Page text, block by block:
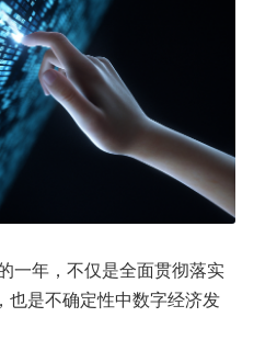
一年，不仅是全面贯彻落实
也是不确定性中数字经济发